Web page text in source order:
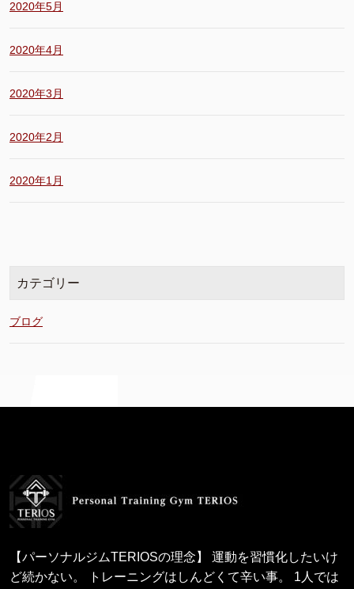
2020年5月
2020年4月
2020年3月
2020年2月
2020年1月
カテゴリー
ブログ
【パーソナルジムTERIOSの理念】 運動を習慣化したいけ
ど続かない。 トレーニングはしんどくて辛い事。 1人では